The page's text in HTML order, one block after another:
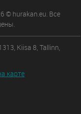
© hurakan.eu. Все
Kiisa 8, Tallinn,
карте